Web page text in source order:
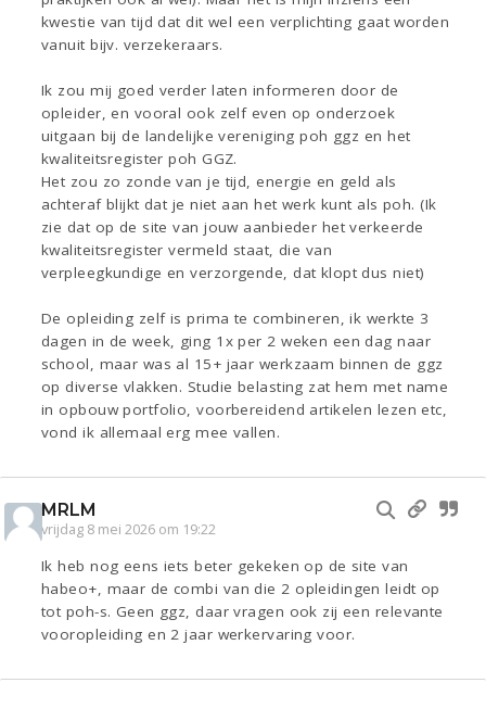
kwestie van tijd dat dit wel een verplichting gaat worden
vanuit bijv. verzekeraars.
Ik zou mij goed verder laten informeren door de
opleider, en vooral ook zelf even op onderzoek
uitgaan bij de landelijke vereniging poh ggz en het
kwaliteitsregister poh GGZ.
Het zou zo zonde van je tijd, energie en geld als
achteraf blijkt dat je niet aan het werk kunt als poh. (Ik
zie dat op de site van jouw aanbieder het verkeerde
kwaliteitsregister vermeld staat, die van
verpleegkundige en verzorgende, dat klopt dus niet)
De opleiding zelf is prima te combineren, ik werkte 3
dagen in de week, ging 1x per 2 weken een dag naar
school, maar was al 15+ jaar werkzaam binnen de ggz
op diverse vlakken. Studie belasting zat hem met name
in opbouw portfolio, voorbereidend artikelen lezen etc,
vond ik allemaal erg mee vallen.
MRLM
vrijdag 8 mei 2026 om 19:22
Ik heb nog eens iets beter gekeken op de site van
habeo+, maar de combi van die 2 opleidingen leidt op
tot poh-s. Geen ggz, daar vragen ook zij een relevante
vooropleiding en 2 jaar werkervaring voor.